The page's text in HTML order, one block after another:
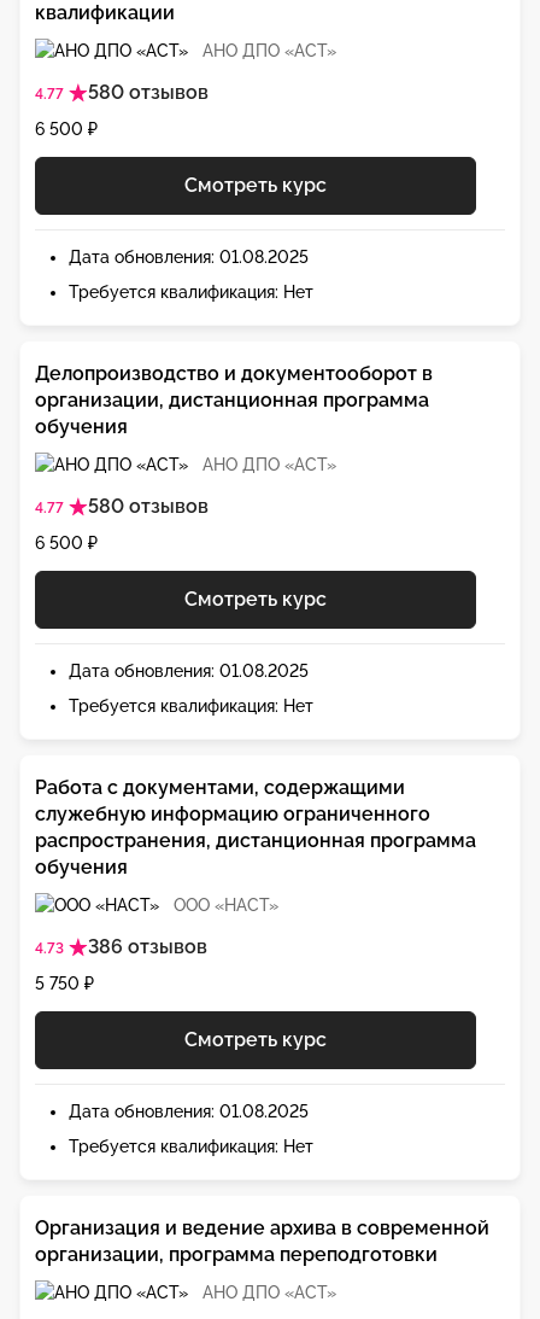
АНО ДПО «АСТ»
4.77 580 отзывов
квалификации
6 500 ₽
Смотреть курс
Дата обновления: 01.08.2025
Требуется квалификация: Нет
АНО ДПО «АСТ»
4.77 580 отзывов
Делопроизводство и документооборот в
организации, дистанционная программа
обучения
6 500 ₽
Смотреть курс
Дата обновления: 01.08.2025
Требуется квалификация: Нет
ООО «НАСТ»
4.73 386 отзывов
Работа с документами, содержащими
служебную информацию ограниченного
распространения, дистанционная программа
обучения
5 750 ₽
Смотреть курс
Дата обновления: 01.08.2025
Требуется квалификация: Нет
АНО ДПО «АСТ»
Организация и ведение архива в современной
организации, программа переподготовки